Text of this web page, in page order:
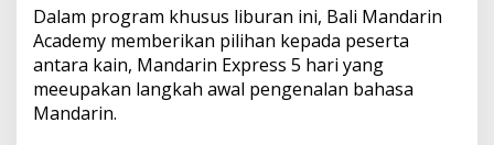
e
s
i
f
Dalam program khusus liburan ini, Bali Mandarin
Academy memberikan pilihan kepada peserta
antara kain, Mandarin Express 5 hari yang
meeupakan langkah awal pengenalan bahasa
Mandarin.